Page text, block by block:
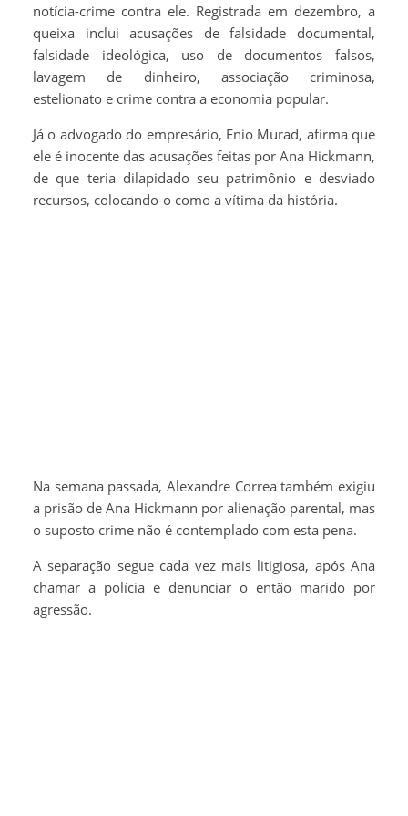
notícia-crime contra ele. Registrada em dezembro, a
queixa inclui acusações de falsidade documental,
falsidade ideológica, uso de documentos falsos,
lavagem de dinheiro, associação criminosa,
estelionato e crime contra a economia popular.
Já o advogado do empresário, Enio Murad, afirma que
ele é inocente das acusações feitas por Ana Hickmann,
de que teria dilapidado seu patrimônio e desviado
recursos, colocando-o como a vítima da história.
Na semana passada, Alexandre Correa também exigiu
a prisão de Ana Hickmann por alienação parental, mas
o suposto crime não é contemplado com esta pena.
A separação segue cada vez mais litigiosa, após Ana
chamar a polícia e denunciar o então marido por
agressão.